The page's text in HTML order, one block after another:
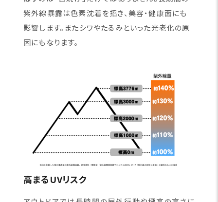
紫外線暴露は色素沈着を招き、美容・健康面にも
影響します。またシワやたるみといった光老化の原
因にもなります。
高まるUVリスク